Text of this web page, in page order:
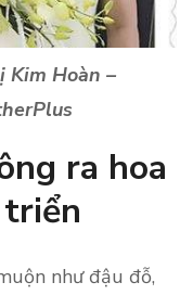
Kim Hoàn –
ra hoa
như đậu đỗ,